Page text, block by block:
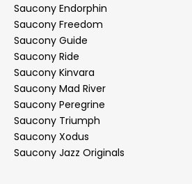
Saucony Endorphin
Saucony Freedom
Saucony Guide
Saucony Ride
Saucony Kinvara
Saucony Mad River
Saucony Peregrine
Saucony Triumph
Saucony Xodus
Saucony Jazz Originals